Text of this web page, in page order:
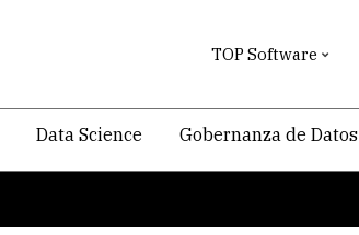
TOP Software
Data Science Gobernanza de Datos